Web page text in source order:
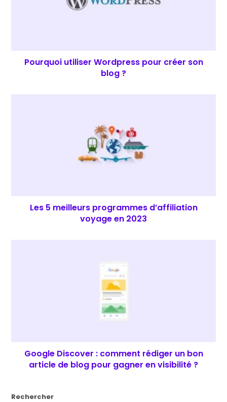
Pourquoi utiliser Wordpress pour créer son
blog ?
Les 5 meilleurs programmes d’affiliation
voyage en 2023
Google Discover : comment rédiger un bon
article de blog pour gagner en visibilité ?
Rechercher